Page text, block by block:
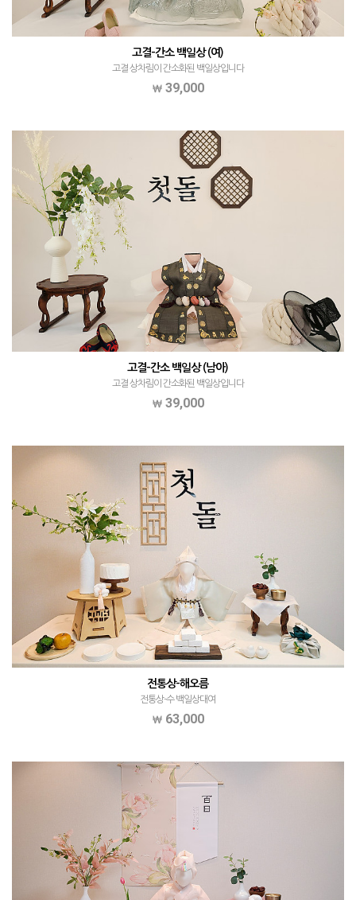
고결-간소 백일상 (여)
고결 상차림이 간소화된 백일상입니다
39,000
고결-간소 백일상 (남아)
고결 상차림이 간소화된 백일상입니다
39,000
전통상-해오름
전통상-수 백일상대여
63,000